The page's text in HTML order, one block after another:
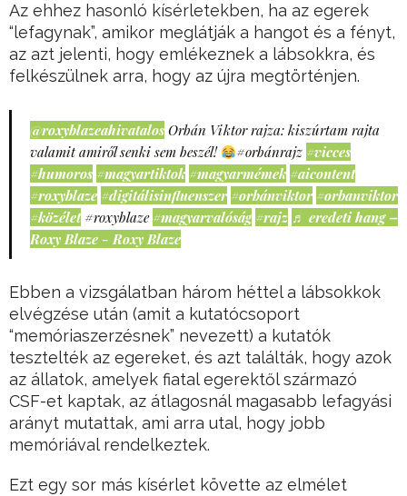
Az ehhez hasonló kísérletekben, ha az egerek
“lefagynak”, amikor meglátják a hangot és a fényt,
az azt jelenti, hogy emlékeznek a lábsokkra, és
felkészülnek arra, hogy az újra megtörténjen.
@roxyblazeahivatalos Orbán Viktor rajza: kiszúrtam rajta
valamit amiről senki sem beszél!
#orbánrajz #vicces
#humoros #magyartiktok #magyarmémek #aicontent
#roxyblaze #digitálisinfluenszer #orbánviktor #orbanviktor
#közélet #roxyblaze #magyarvalóság #rajz ♬ eredeti hang –
Roxy Blaze - Roxy Blaze
Ebben a vizsgálatban három héttel a lábsokkok
elvégzése után (amit a kutatócsoport
“memóriaszerzésnek” nevezett) a kutatók
tesztelték az egereket, és azt találták, hogy azok
az állatok, amelyek fiatal egerektől származó
CSF-et kaptak, az átlagosnál magasabb lefagyási
arányt mutattak, ami arra utal, hogy jobb
memóriával rendelkeztek.
Ezt egy sor más kísérlet követte az elmélet